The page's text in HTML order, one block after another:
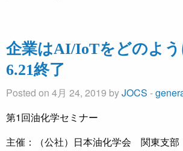
企業はAI/IoTをどのよう
6.21終了
Posted on 4月 24, 2019 byJOCS -
第1回油化学セミナー
主催：（公社）日本油化学会 関東支部